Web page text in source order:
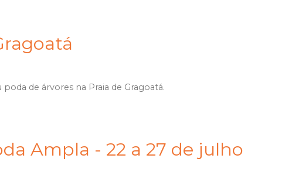
de árvores na Praia de Gragoatá.
Ampla - 22 a 27 de julho